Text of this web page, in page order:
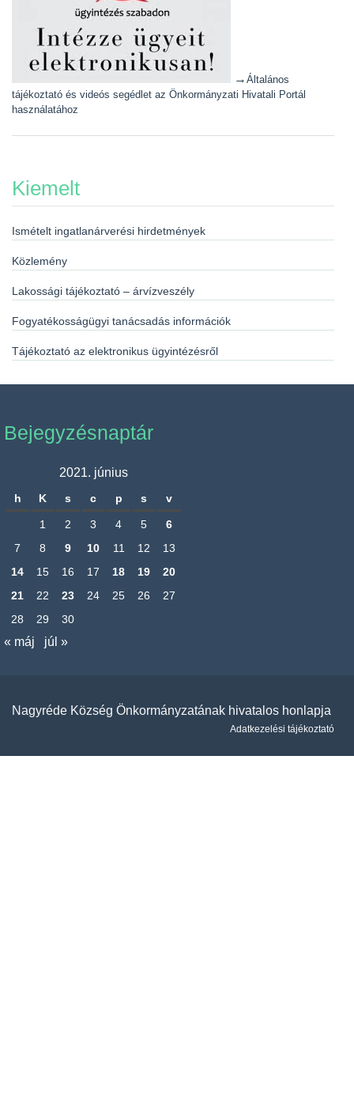
→ Általános
tájékoztató és videós segédlet az Önkormányzati Hivatali Portál
használatához
Kiemelt
Ismételt ingatlanárverési hirdetmények
Közlemény
Lakossági tájékoztató – árvízveszély
Fogyatékosságügyi tanácsadás információk
Tájékoztató az elektronikus ügyintézésről
Bejegyzésnaptár
2021. június
h K s c p s v
1 2 3 4 5
6
7
8 9 10 11 12
13
14
15 16 17 18 19
20
21
22 23 24 25 26
27
28
29 30
« máj júl »
Nagyréde Község Önkormányzatának hivatalos honlapja
Adatkezelési tájékoztató